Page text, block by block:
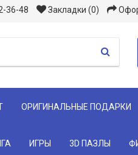
36-48 Закладки (0)
ОРИГИНАЛЬНЫЕ ПОДАРКИ
ИГРЫ 3D ПАЗЛЫ